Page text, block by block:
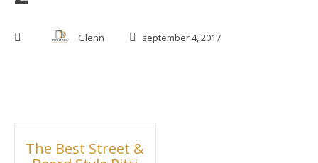
Glenn september 4, 2017
Inläggsnavigering
The Best Street &